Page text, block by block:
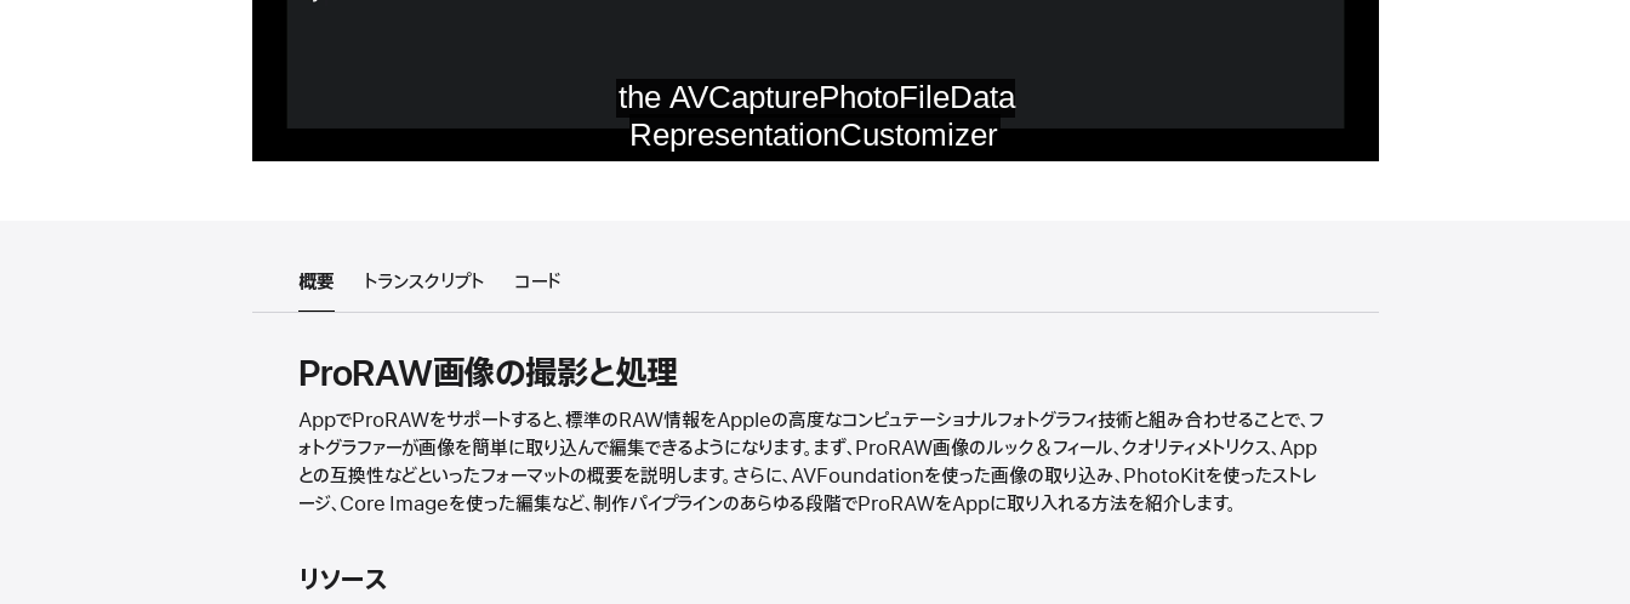
概要 トランスクリプト コード
ProRAW画像の撮影と処理
AppでProRAWをサポートすると、標準のRAW情報をAppleの高度なコンピュテーショナルフォトグラフィ技術と組み合わせることで、フ
ォトグラファーが画像を簡単に取り込んで編集できるようになります。まず、ProRAW画像のルック＆フィール、クオリティメトリクス、App
との互換性などといったフォーマットの概要を説明します。さらに、AVFoundationを使った画像の取り込み、PhotoKitを使ったストレ
ージ、Core Imageを使った編集など、制作パイプラインのあらゆる段階でProRAWをAppに取り入れる方法を紹介します。
リソース